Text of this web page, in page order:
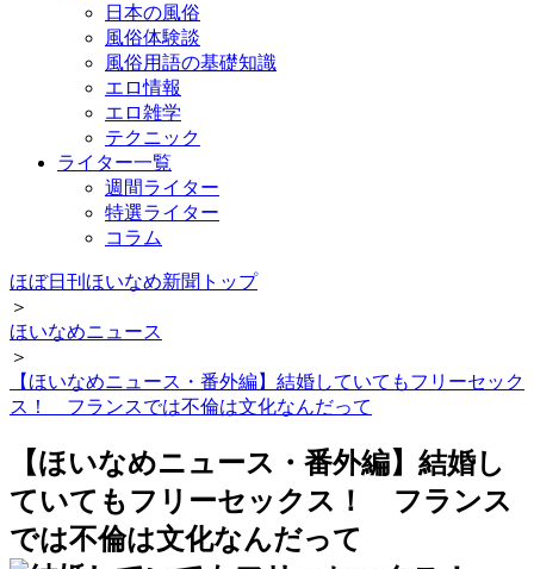
日本の風俗
風俗体験談
風俗用語の基礎知識
エロ情報
エロ雑学
テクニック
ライター一覧
週間ライター
特選ライター
コラム
ほぼ日刊ほいなめ新聞トップ
＞
ほいなめニュース
＞
【ほいなめニュース・番外編】結婚していてもフリーセック
ス！ フランスでは不倫は文化なんだって
【ほいなめニュース・番外編】結婚し
ていてもフリーセックス！ フランス
では不倫は文化なんだって